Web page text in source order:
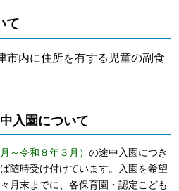
て
内に住所を有する児童の副食
入園について
月～令和８年３月）の途中入園につき
随時受け付けています。入園を希望
月末までに、各保育園・認定こども